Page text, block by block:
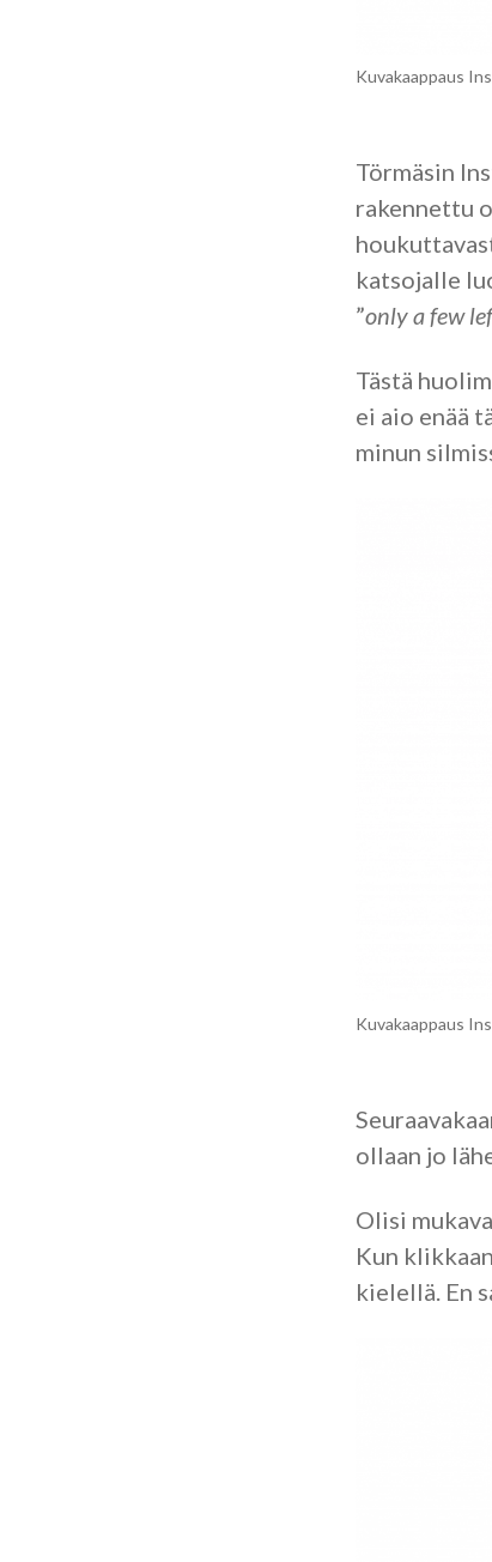
Kuvakaappaus
Törmäsin
rakennettu
katsojalle
”only a few
Tästä
ei aio enää
minun
Kuvakaappaus
ollaan jo
Olisi
Kun
kielellä. En